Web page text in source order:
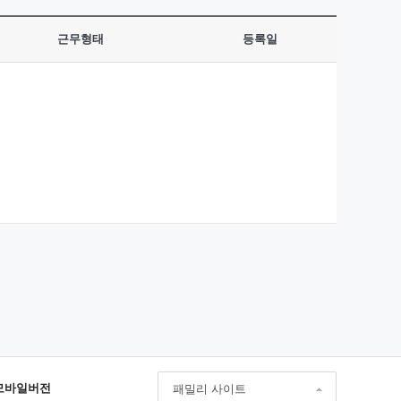
근무형태 등록일
바일버전 패밀리 사이트